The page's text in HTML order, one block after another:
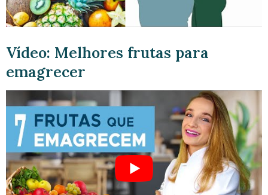
Vídeo: Melhores frutas para
emagrecer